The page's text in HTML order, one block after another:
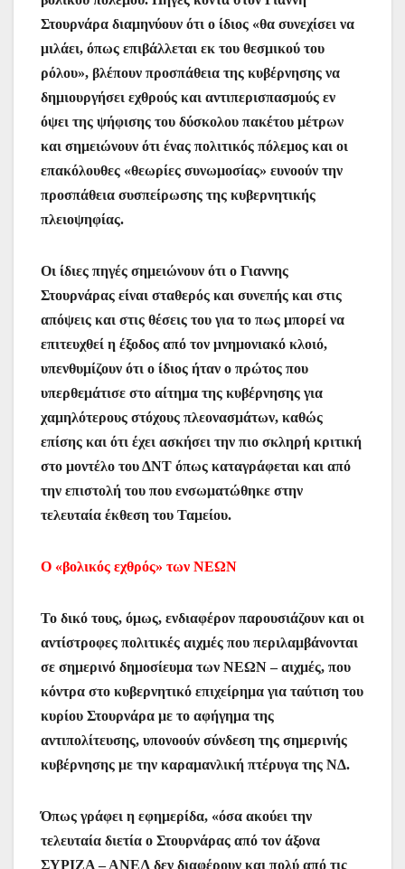
Στουρνάρα διαμηνύουν ότι ο ίδιος «θα συνεχίσει να
μιλάει, όπως επιβάλλεται εκ του θεσμικού του
ρόλου», βλέπουν προσπάθεια της κυβέρνησης να
δημιουργήσει εχθρούς και αντιπερισπασμούς εν
όψει της ψήφισης του δύσκολου πακέτου μέτρων
και σημειώνουν ότι ένας πολιτικός πόλεμος και οι
επακόλουθες «θεωρίες συνωμοσίας» ευνοούν την
προσπάθεια συσπείρωσης της κυβερνητικής
πλειοψηφίας.
Οι ίδιες πηγές σημειώνουν ότι ο Γιαννης
Στουρνάρας είναι σταθερός και συνεπής και στις
απόψεις και στις θέσεις του για το πως μπορεί να
επιτευχθεί η έξοδος από τον μνημονιακό κλοιό,
υπενθυμίζουν ότι ο ίδιος ήταν ο πρώτος που
υπερθεμάτισε στο αίτημα της κυβέρνησης για
χαμηλότερους στόχους πλεονασμάτων, καθώς
επίσης και ότι έχει ασκήσει την πιο σκληρή κριτική
στο μοντέλο του ΔΝΤ όπως καταγράφεται και από
την επιστολή του που ενσωματώθηκε στην
τελευταία έκθεση του Ταμείου.
Ο «βολικός εχθρός» των ΝΕΩΝ
Το δικό τους, όμως, ενδιαφέρον παρουσιάζουν και οι
αντίστροφες πολιτικές αιχμές που περιλαμβάνονται
σε σημερινό δημοσίευμα των ΝΕΩΝ – αιχμές, που
κόντρα στο κυβερνητικό επιχείρημα για ταύτιση του
κυρίου Στουρνάρα με το αφήγημα της
αντιπολίτευσης, υπονοούν σύνδεση της σημερινής
κυβέρνησης με την καραμανλική πτέρυγα της ΝΔ.
Όπως γράφει η εφημερίδα, «όσα ακούει την
τελευταία διετία ο Στουρνάρας από τον άξονα
ΣΥΡΙΖΑ – ΑΝΕΛ δεν διαφέρουν και πολύ από τις